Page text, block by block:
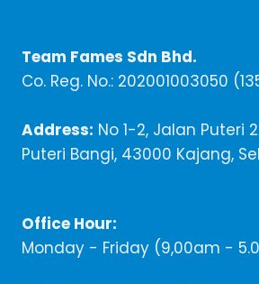
Team Fames Sdn Bhd.
Co. Reg. No.: 202001003050
Address: No 1-2, Jalan Puteri
Puteri Bangi, 43000 Kajang,
Office Hour:
Monday - Friday (9,00am -